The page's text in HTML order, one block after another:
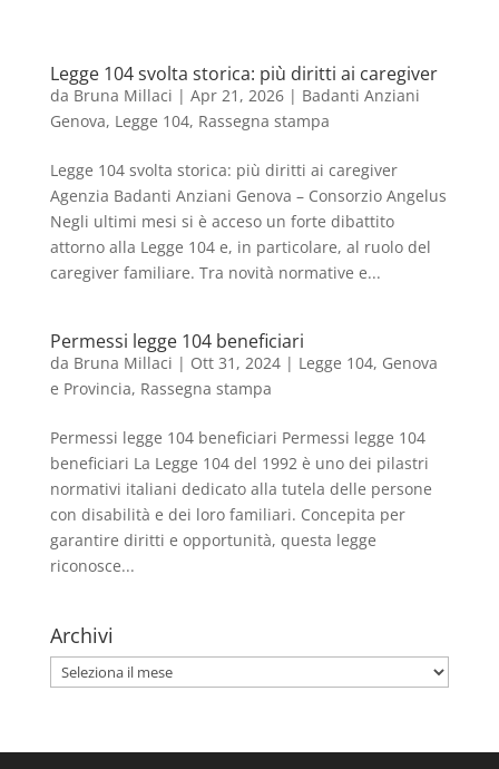
Legge 104 svolta storica: più diritti ai caregiver
da Bruna Millaci | Apr 21, 2026| Badanti Anziani
Genova, Legge 104, Rassegna stampa
Legge 104 svolta storica: più diritti ai caregiver
Agenzia Badanti Anziani Genova – Consorzio Angelus
Negli ultimi mesi si è acceso un forte dibattito
attorno alla Legge 104 e, in particolare, al ruolo del
caregiver familiare. Tra novità normative e...
Permessi legge 104 beneficiari
da Bruna Millaci | Ott 31, 2024| Legge 104, Genova
e Provincia, Rassegna stampa
Permessi legge 104 beneficiari Permessi legge 104
beneficiari La Legge 104 del 1992 è uno dei pilastri
normativi italiani dedicato alla tutela delle persone
con disabilità e dei loro familiari. Concepita per
garantire diritti e opportunità, questa legge
riconosce...
Archivi
Archivi